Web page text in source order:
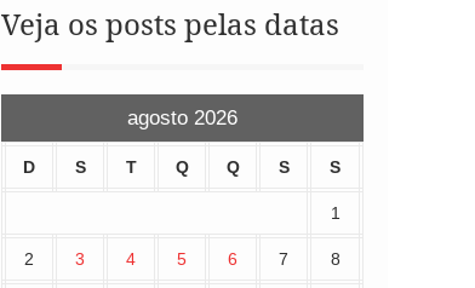
Veja os posts pelas datas
agosto 2026
D S T Q Q S S
1
2 3 4 5 6 7 8